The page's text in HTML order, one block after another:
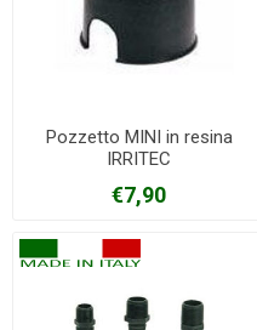
Pozzetto MINI in resina
IRRITEC
€7,90